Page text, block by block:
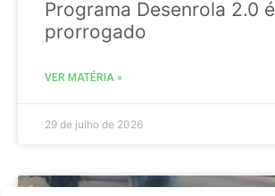
Programa Desenrola 2.0 é
prorrogado
VER MATÉRIA »
29 de julho de 2026